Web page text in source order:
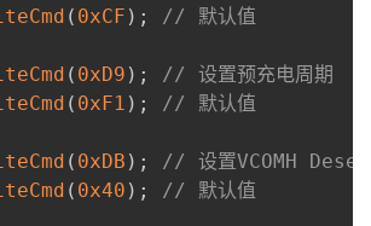
( 0xCF ) ; // 默认值
( 0xD9 ) ;
// 设置预充电周期
( 0xF1 ) ; // 默认值
( 0xDB ) ;
// 设置VCOMH
( 0x40 ) ; // 默认值